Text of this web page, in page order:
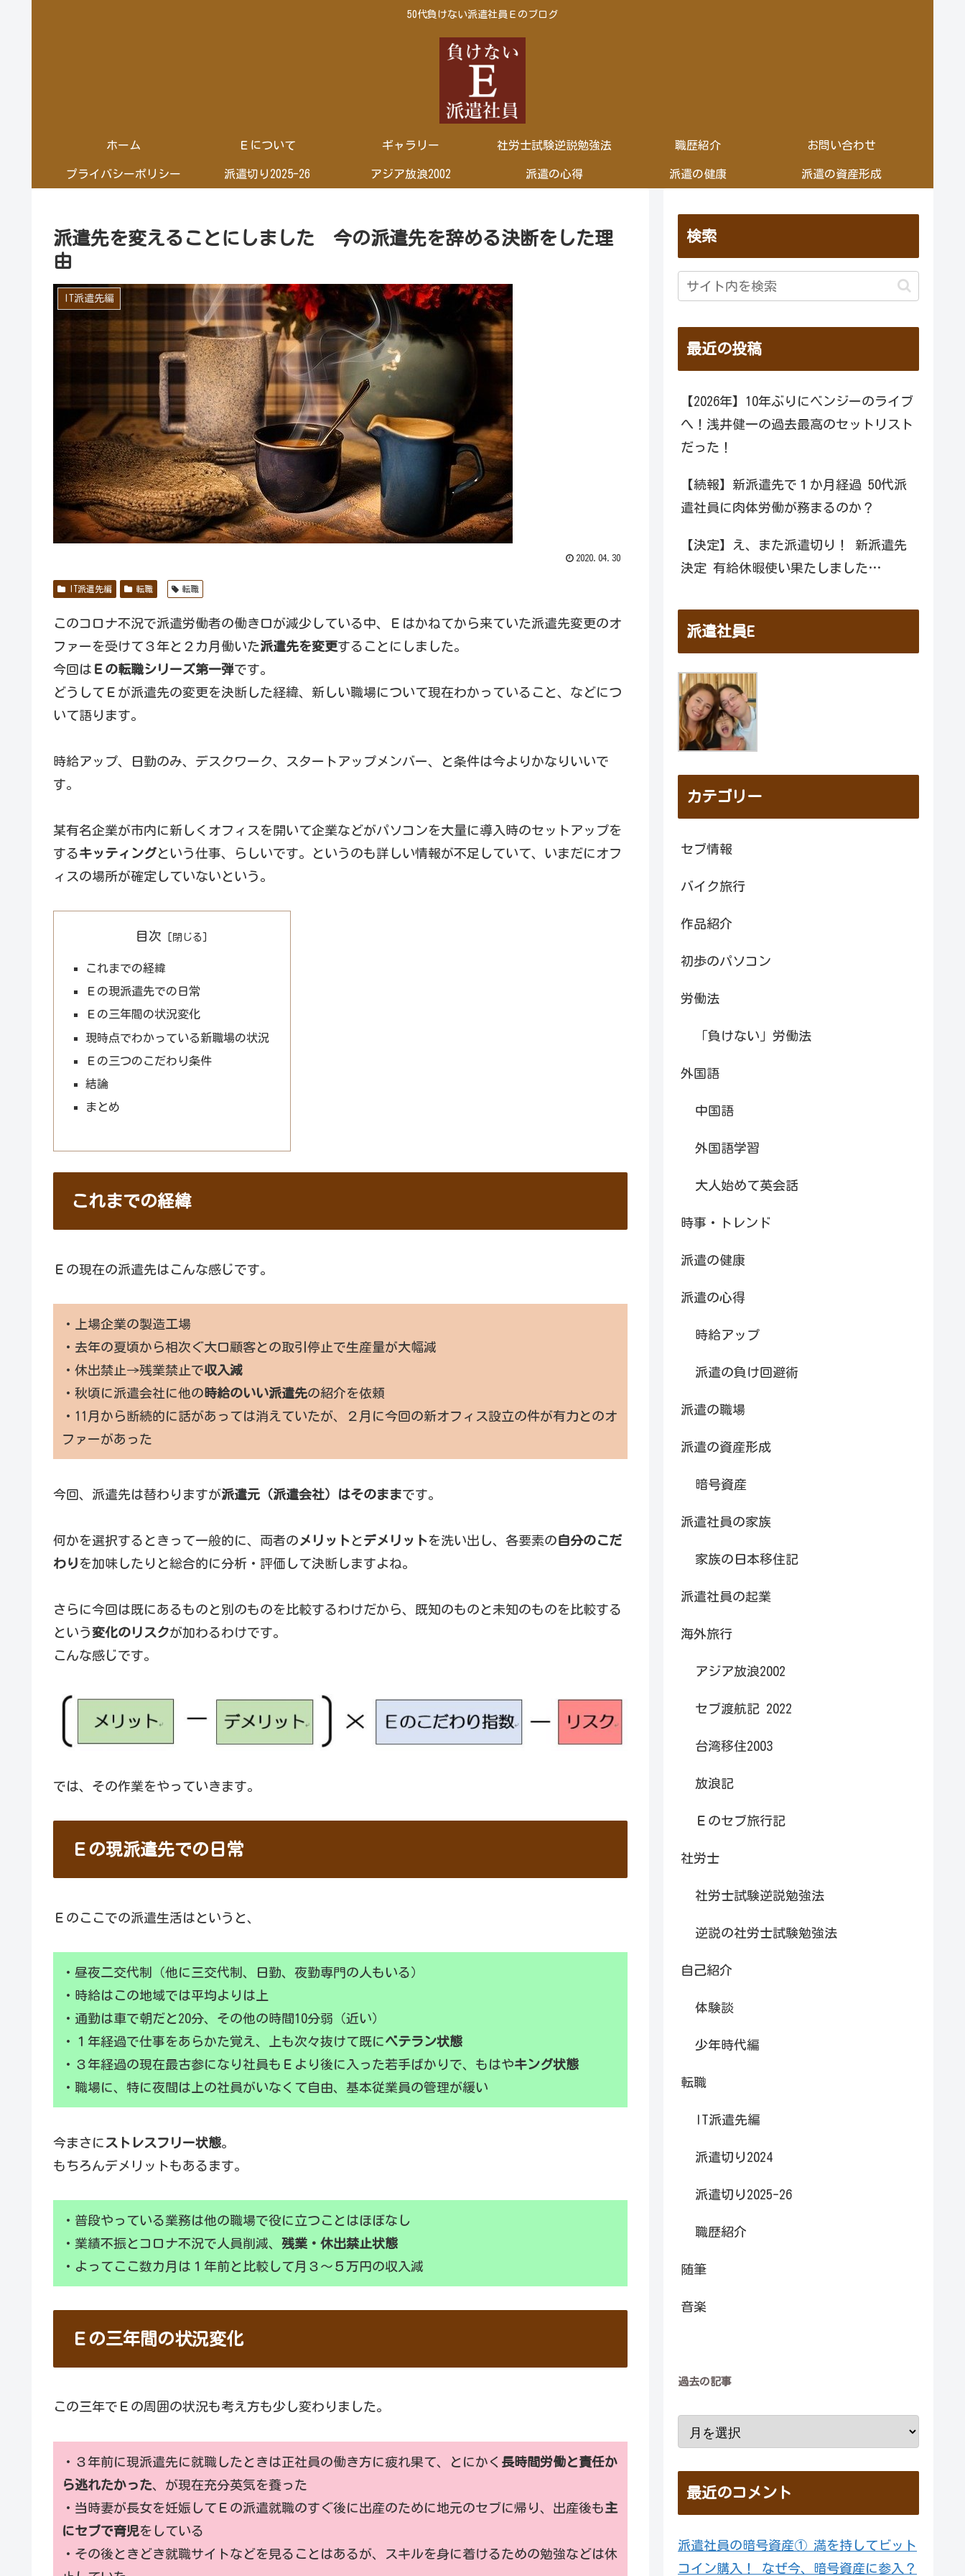
50代負けない派遣社員Ｅのブログ
ホーム Ｅについて ギャラリー 社労士試験逆説勉強法 職歴紹介 お問い合わせ
プライバシーポリシー 派遣切り2025-26 アジア放浪2002 派遣の心得 派遣の健康 派遣の資産形成
派遣先を変えることにしました 今の派遣先を辞める決断をした理
由
IT派遣先編
2020.04.30
IT派遣先編 転職 転職
このコロナ不況で派遣労働者の働き口が減少している中、Ｅはかねてから来ていた派遣先変更のオ
ファーを受けて３年と２カ月働いた派遣先を変更することにしました。
今回は Ｅの転職シリーズ第一弾です。
どうしてＥが派遣先の変更を決断した経緯、新しい職場について現在わかっていること、などにつ
いて語ります。
時給アップ、日勤のみ、デスクワーク、スタートアップメンバー、と条件は今よりかなりいいで
す。
某有名企業が市内に新しくオフィスを開いて企業などがパソコンを大量に導入時のセットアップを
するキッティングという仕事、らしいです。というのも詳しい情報が不足していて、いまだにオフ
ィスの場所が確定していないという。
目次
これまでの経緯
Ｅの現派遣先での日常
Ｅの三年間の状況変化
現時点でわかっている新職場の状況
Ｅの三つのこだわり条件
結論
まとめ
これまでの経緯
Ｅの現在の派遣先はこんな感じです。
・上場企業の製造工場
・去年の夏頃から相次ぐ大口顧客との取引停止で生産量が大幅減
・休出禁止→残業禁止で収入減
・秋頃に派遣会社に他の 時給のいい派遣先の紹介を依頼
・11月から断続的に話があっては消えていたが、２月に今回の新オフィス設立の件が有力とのオ
ファーがあった
今回、派遣先は替わりますが派遣元（派遣会社）はそのままです。
何かを選択するときって一般的に、両者の メリット とデメリットを洗い出し、各要素の自分のこだ
わり を加味したりと総合的に分析・評価して決断しますよね。
さらに今回は既にあるものと別のものを比較するわけだから、既知のものと未知のものを比較する
という 変化のリスクが加わるわけです。
こんな感じです。
では、その作業をやっていきます。
Ｅの現派遣先での日常
Ｅのここでの派遣生活はというと、
・昼夜二交代制（他に三交代制、日勤、夜勤専門の人もいる）
・時給はこの地域では平均よりは上
・通勤は車で朝だと20分、その他の時間10分弱（近い）
・１年経過で仕事をあらかた覚え、上も次々抜けて既にベテラン状態
・３年経過の現在最古参になり社員もＥより後に入った若手ばかりで、もはやキング状態
・職場に、特に夜間は上の社員がいなくて自由、基本従業員の管理が緩い
今まさに ストレスフリー状態。
もちろんデメリットもあるます。
・普段やっている業務は他の職場で役に立つことはほぼなし
・業績不振とコロナ不況で人員削減、 残業・休出禁止状態
・よってここ数カ月は１年前と比較して月３～５万円の収入減
Ｅの三年間の状況変化
この三年でＥの周囲の状況も考え方も少し変わりました。
・３年前に現派遣先に就職したときは正社員の働き方に疲れ果て、とにかく 長時間労働と責任か
ら逃れたかった、が現在充分英気を養った
・当時妻が長女を妊娠してＥの派遣就職のすぐ後に出産のために地元のセブに帰り、出産後も主
にセブで育児をしている
・その後ときどき就職サイトなどを見ることはあるが、スキルを身に着けるための勉強などは休
検索
最近の投稿
【2026年】10年ぶりにベンジーのライブ
へ！浅井健一の過去最高のセットリスト
だった！
【続報】新派遣先で１か月経過 50代派
遣社員に肉体労働が務まるのか？
【決定】え、また派遣切り！ 新派遣先
決定 有給休暇使い果たしました…
派遣社員E
カテゴリー
セブ情報
バイク旅行
作品紹介
初歩のパソコン
労働法
「負けない」労働法
外国語
中国語
外国語学習
大人始めて英会話
時事・トレンド
派遣の健康
派遣の心得
時給アップ
派遣の負け回避術
派遣の職場
派遣の資産形成
暗号資産
派遣社員の家族
家族の日本移住記
派遣社員の起業
海外旅行
アジア放浪2002
セブ渡航記 2022
台湾移住2003
放浪記
Ｅのセブ旅行記
社労士
社労士試験逆説勉強法
逆説の社労士試験勉強法
自己紹介
体験談
少年時代編
転職
IT派遣先編
派遣切り2024
派遣切り2025-26
職歴紹介
随筆
音楽
過去の記事
最近のコメント
派遣社員の暗号資産① 満を持してビット
コイン購入！ なぜ今、暗号資産に参入？